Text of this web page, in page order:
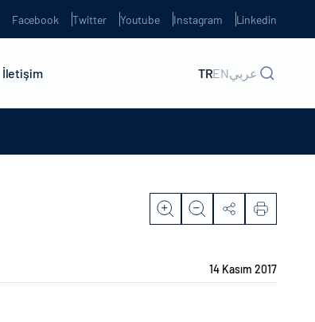
Facebook Twitter Youtube Instagram Linkedin
İletişim TRENعربي
14 Kasım 2017